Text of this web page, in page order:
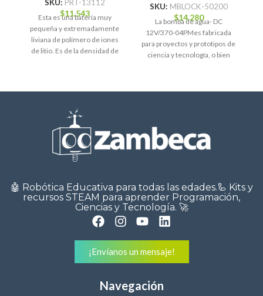
SKU: PRT-13112
$11.543
Esta es una batería muy
pequeña y extremadamente
liviana de polímero de iones
de litio. Es de la densidad de
SKU: MBLOCK-50200
$14.280
La bomba de agua- DC
12V/370-04PMes fabricada
para proyectos y prototipos de
ciencia y tecnología, o bien
🤖 Robótica Educativa para todas las edades.🦾 Kits y
recursos STEAM para aprender Programación,
Ciencias y Tecnología. 🚀
¡Envíanos un mensaje!
Navegación